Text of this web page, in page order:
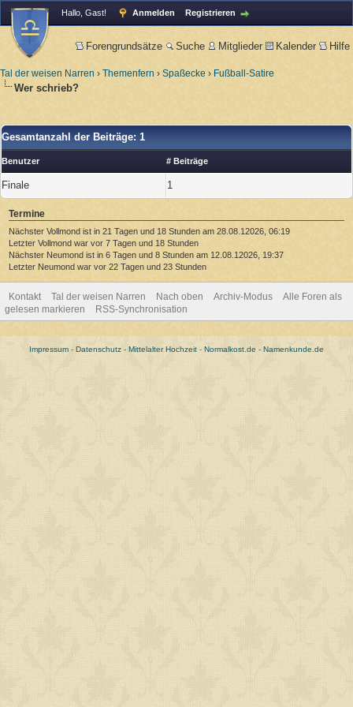
Hallo, Gast! Anmelden Registrieren
Forengrundsätze Suche Mitglieder Kalender Hilfe
Tal der weisen Narren › Themenfern › Spaßecke › Fußball-Satire
Wer schrieb?
Gesamtanzahl der Beiträge: 1
Benutzer # Beiträge
Finale 1
Termine
Nächster Vollmond ist in 21 Tagen und 18 Stunden am 28.08.12026, 06:19
Letzter Vollmond war vor 7 Tagen und 18 Stunden
Nächster Neumond ist in 6 Tagen und 8 Stunden am 12.08.12026, 19:37
Letzter Neumond war vor 22 Tagen und 23 Stunden
Kontakt Tal der weisen Narren Nach oben Archiv-Modus
Alle Foren als
gelesen markieren
RSS-Synchronisation
Impressum - Datenschutz - Mittelalter Hochzeit - Normalkost.de - Namenkunde.de